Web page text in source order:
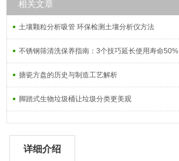
相关文章
土壤颗粒分析吸管 环保检测土壤分析仪方法
不锈钢筛清洗保养指南：3个技巧延长使用寿命50%
搪瓷方盘的历史与制造工艺解析
脚踏式生物垃圾桶让垃圾分类更美观
详细介绍